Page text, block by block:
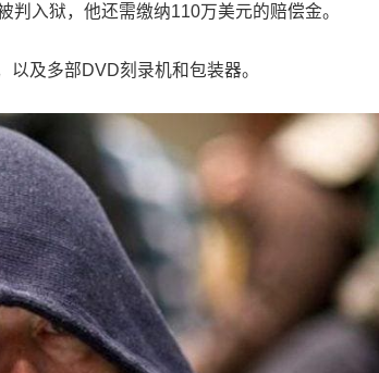
入狱，他还需缴纳110万美元的赔偿金。
及多部DVD刻录机和包装器。